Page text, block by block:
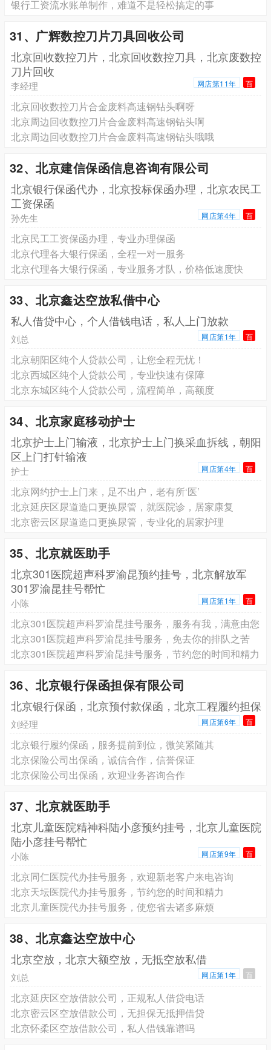
银行工资流水账单制作，难道不是轻松搞定的事
31、广辉数控刀片刀具回收公司
北京回收数控刀片，北京回收数控刀具，北京废数控
刀片回收
李经理 网店第11年 百
北京回收数控刀片合金废料高速钢钻头啊呀
北京周边回收数控刀片合金废料高速钢钻头啊
北京周边回收数控刀片合金废料高速钢钻头哦哦
32、北京建信保函信息咨询有限公司
北京银行保函代办，北京投标保函办理，北京农民工
工资保函
孙先生 网店第4年 百
北京民工工资保函办理，专业办理保函
北京代理各大银行保函，全程一对一服务
北京代理各大银行保函，专业服务才队，价格低速度快
33、北京鑫达空放私借中心
私人借贷中心，个人借钱电话，私人上门放款
刘总 网店第1年 百
北京朝阳区纯个人贷款公司，让您全程无忧！
北京西城区纯个人贷款公司，专业快速有保障
北京东城区纯个人贷款公司，流程简单，高额度
34、北京家庭移动护士
北京护士上门输液，北京护士上门换采血拆线，朝阳
区上门打针输液
护士 网店第4年 百
北京网约护士上门来，足不出户，老有所‘医’
北京延庆区尿道造口更换尿管，就医院诊，居家康复
北京密云区尿道造口更换尿管，专业化的居家护理
35、北京就医助手
北京301医院超声科罗渝昆预约挂号，北京解放军
301罗渝昆挂号帮忙
小陈 网店第1年 百
北京301医院超声科罗渝昆挂号服务，服务有我，满意由您
北京301医院超声科罗渝昆挂号服务，免去你的排队之苦
北京301医院超声科罗渝昆挂号服务，节约您的时间和精力
36、北京银行保函担保有限公司
北京银行保函，北京预付款保函，北京工程履约担保
刘经理 网店第6年 百
北京银行履约保函，服务提前到位，微笑紧随其
北京保险公司出保函，诚信合作，信誉保证
北京保险公司出保函，欢迎业务咨询合作
37、北京就医助手
北京儿童医院精神科陆小彦预约挂号，北京儿童医院
陆小彦挂号帮忙
小陈 网店第9年 百
北京同仁医院代办挂号服务，欢迎新老客户来电咨询
北京天坛医院代办挂号服务，节约您的时间和精力
北京儿童医院代办挂号服务，使您省去诸多麻烦
38、北京鑫达空放中心
北京空放，北京大额空放，无抵空放私借
刘总 网店第1年 百
北京延庆区空放借款公司，正规私人借贷电话
北京密云区空放借款公司，无担保无抵押借贷
北京怀柔区空放借款公司，私人借钱靠谱吗